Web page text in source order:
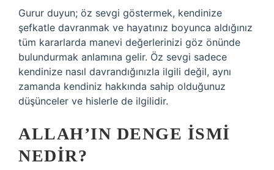
Gurur duyun; öz sevgi göstermek, kendinize
şefkatle davranmak ve hayatınız boyunca aldığınız
tüm kararlarda manevi değerlerinizi göz önünde
bulundurmak anlamına gelir. Öz sevgi sadece
kendinize nasıl davrandığınızla ilgili değil, aynı
zamanda kendiniz hakkında sahip olduğunuz
düşünceler ve hislerle de ilgilidir.
ALLAH’IN DENGE ISMI
NEDIR?